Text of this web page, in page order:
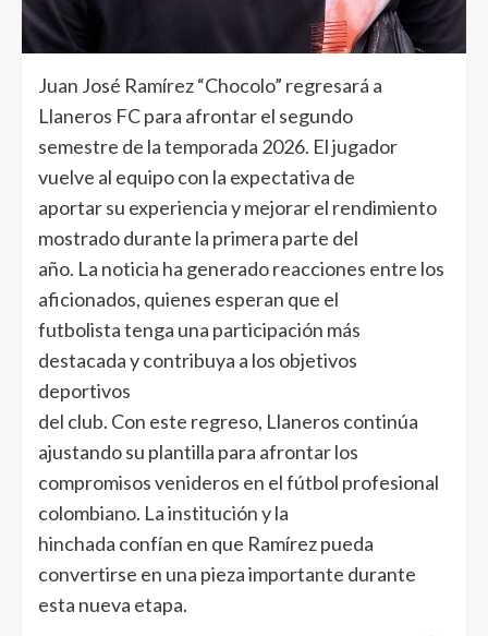
Juan José Ramírez “Chocolo” regresará a
Llaneros FC para afrontar el segundo
semestre de la temporada 2026. El jugador
vuelve al equipo con la expectativa de
aportar su experiencia y mejorar el rendimiento
mostrado durante la primera parte del
año. La noticia ha generado reacciones entre los
aficionados, quienes esperan que el
futbolista tenga una participación más
destacada y contribuya a los objetivos
deportivos
del club. Con este regreso, Llaneros continúa
ajustando su plantilla para afrontar los
compromisos venideros en el fútbol profesional
colombiano. La institución y la
hinchada confían en que Ramírez pueda
convertirse en una pieza importante durante
esta nueva etapa.